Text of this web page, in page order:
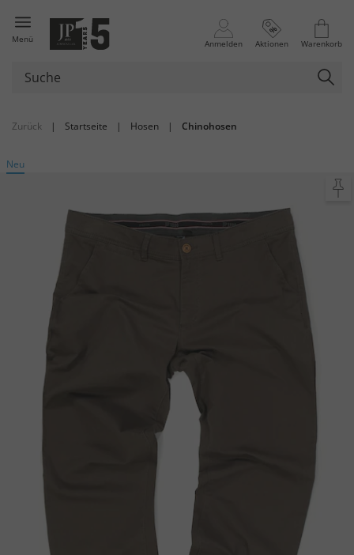
Menü Anmelden Aktionen Warenkorb
Zurück | Startseite | Hosen | Chinohosen
Neu